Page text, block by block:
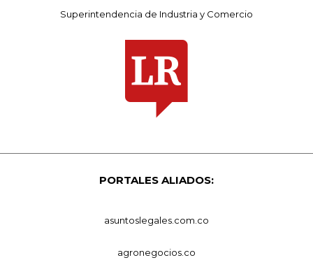
Superintendencia de Industria y Comercio
PORTALES ALIADOS:
asuntoslegales.com.co
agronegocios.co